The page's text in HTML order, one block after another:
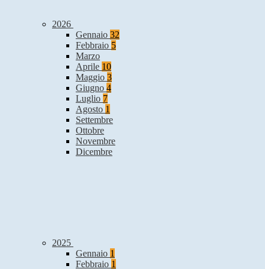
2026
Gennaio 32
Febbraio 5
Marzo
Aprile 10
Maggio 3
Giugno 4
Luglio 7
Agosto 1
Settembre
Ottobre
Novembre
Dicembre
2025
Gennaio 1
Febbraio 1